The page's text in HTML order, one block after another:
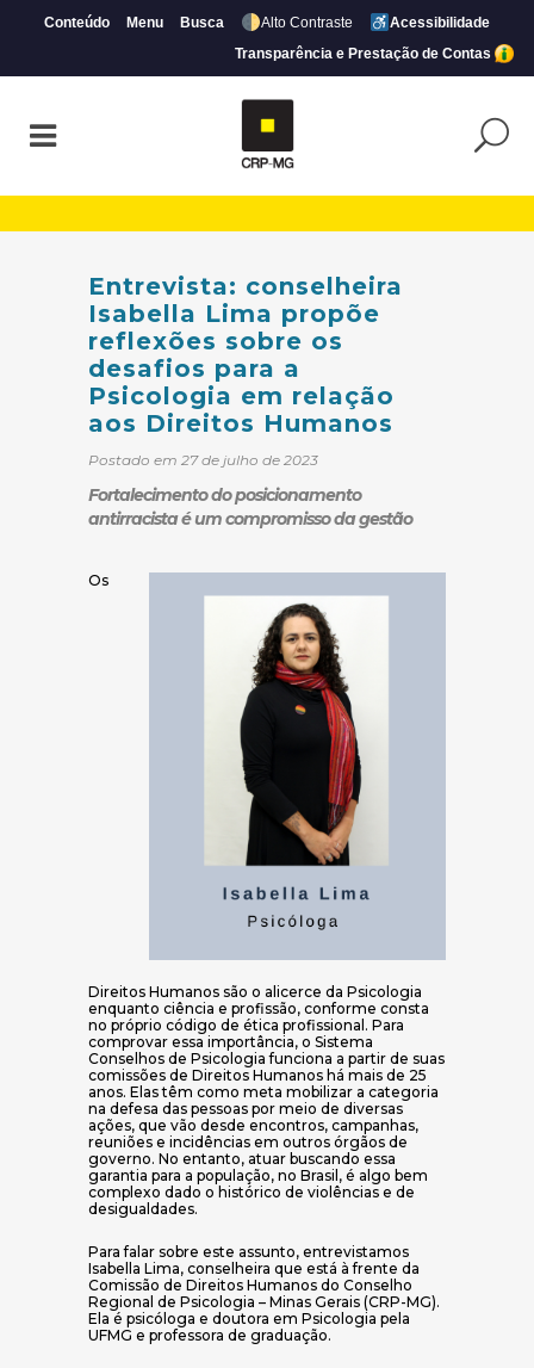
Conteúdo Menu Busca Alto Contraste
Acessibilidade
Transparência e Prestação de Contas
Entrevista: conselheira
Isabella Lima propõe
reflexões sobre os
desafios para a
Psicologia em relação
aos Direitos Humanos
Postado em 27 de julho de 2023
Fortalecimento do posicionamento
antirracista é um compromisso da gestão
Os
Direitos Humanos são o alicerce da Psicologia
enquanto ciência e profissão, conforme consta
no próprio código de ética profissional. Para
comprovar essa importância, o Sistema
Conselhos de Psicologia funciona a partir de suas
comissões de Direitos Humanos há mais de 25
anos. Elas têm como meta mobilizar a categoria
na defesa das pessoas por meio de diversas
ações, que vão desde encontros, campanhas,
reuniões e incidências em outros órgãos de
governo. No entanto, atuar buscando essa
garantia para a população, no Brasil, é algo bem
complexo dado o histórico de violências e de
desigualdades.
Para falar sobre este assunto, entrevistamos
Isabella Lima, conselheira que está à frente da
Comissão de Direitos Humanos do Conselho
Regional de Psicologia – Minas Gerais (CRP-MG).
Ela é psicóloga e doutora em Psicologia pela
UFMG e professora de graduação.